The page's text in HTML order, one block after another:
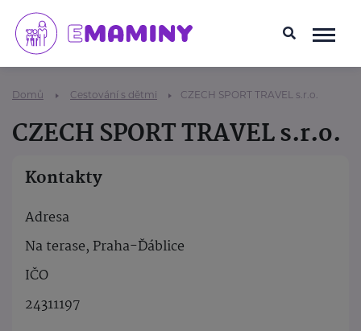
Domů Cestování s dětmi CZECH SPORT TRAVEL s.r.o.
CZECH SPORT TRAVEL s.r.o.
Kontakty
Adresa
Na terase, Praha-Ďáblice
IČO
24311197